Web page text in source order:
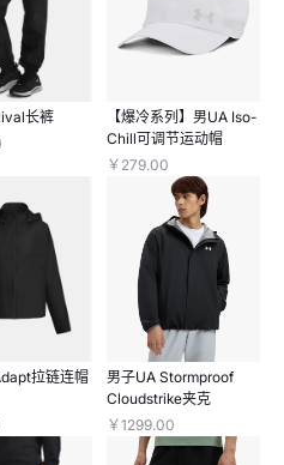
长裤
【爆冷系列】男UA Iso-
Chill可调节运动帽
￥279.00
拉链连帽
男子UA Stormproof
Cloudstrike夹克
￥1299.00